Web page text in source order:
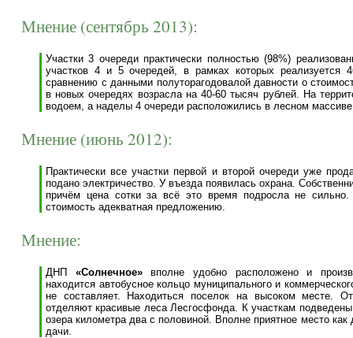
Мнение (сентябрь 2013):
Участки 3 очереди практически полностью (98%)
участков 4 и 5 очередей, в рамках которых реализуется
сравнению с данными полуторагодовалой давности о
в новых очередях возрасла на 40-60 тысяч рублей. На
водоем, а наделы 4 очереди расположились в лесном
Мнение (июнь 2012):
Практически все участки первой и второй очереди уже
подано электричество. У въезда появилась охрана.
причём цена сотки за всё это время подросла не
стоимость адекватная предложению.
Мнение:
ДНП «Солнечное»вполне удобно расположено и
находится автобусное кольцо муниципального и
не составляет. Находиться поселок на высоком месте.
отделяют красивые леса Лесгосфонда. К участкам
озера километра два с половиной. Вполне приятное место
дачи.